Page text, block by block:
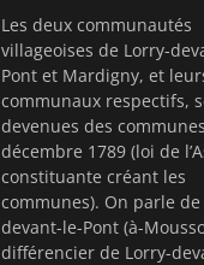
Les deux communautés
villageoises de Lorry-
Pont et Mardigny, et
communaux respectifs,
devenues des
décembre 1789 (loi de
constituante créant les
communes). On parle de
devant-le-Pont (à-
différencier de Lorry-